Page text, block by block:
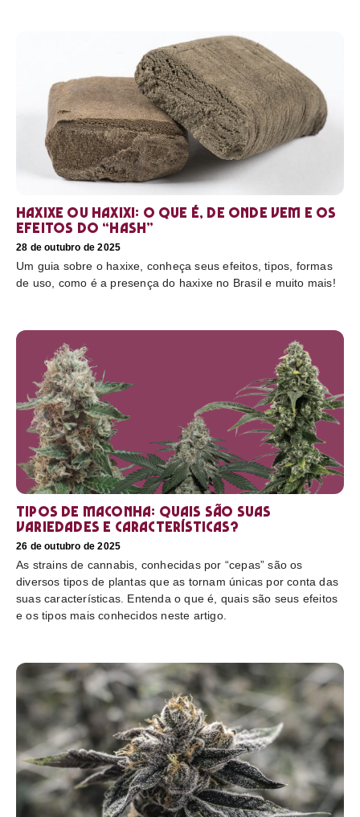
Haxixe ou Haxixi: o que é, de onde vem e os
efeitos do “hash”
28 de outubro de 2025
Um guia sobre o haxixe, conheça seus efeitos, tipos, formas
de uso, como é a presença do haxixe no Brasil e muito mais!
Tipos de maconha: quais são suas
variedades e características?
26 de outubro de 2025
As strains de cannabis, conhecidas por “cepas” são os
diversos tipos de plantas que as tornam únicas por conta das
suas características. Entenda o que é, quais são seus efeitos
e os tipos mais conhecidos neste artigo.